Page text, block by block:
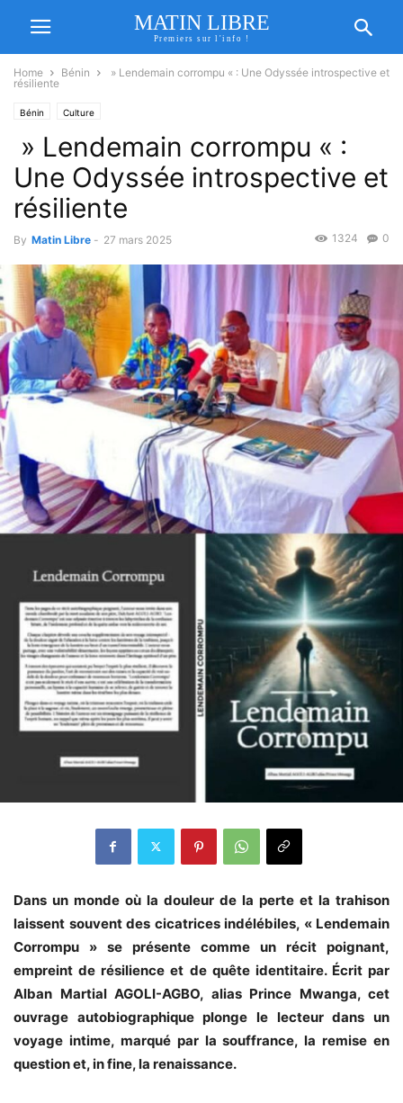
MATIN LIBRE
Premiers sur l'info !
Home Bénin
» Lendemain corrompu « : Une Odyssée introspective et
résiliente
Bénin Culture
» Lendemain corrompu « :
Une Odyssée introspective et
résiliente
By Matin Libre - 27 mars 2025 0
1324
Dans un monde où la douleur de la perte et la trahison
laissent souvent des cicatrices indélébiles, « Lendemain
Corrompu » se présente comme un récit poignant,
empreint de résilience et de quête identitaire. Écrit par
Alban Martial AGOLI-AGBO, alias Prince Mwanga, cet
ouvrage autobiographique plonge le lecteur dans un
voyage intime, marqué par la souffrance, la remise en
question et, in fine, la renaissance.